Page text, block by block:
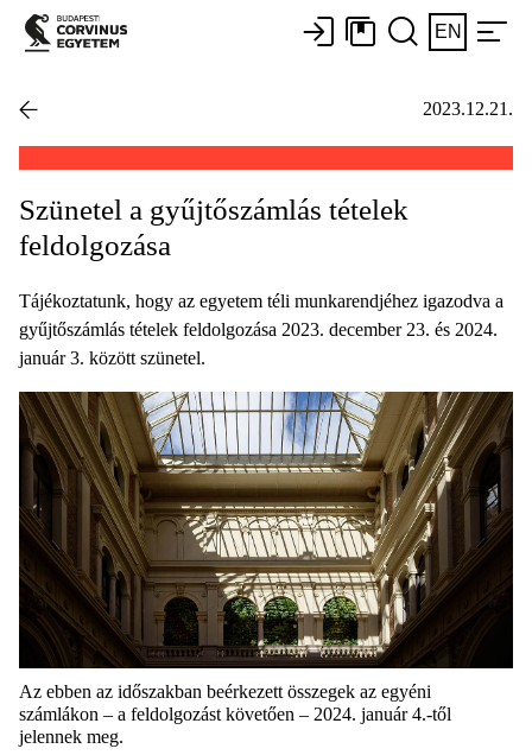
EN
2023.12.21.
Szünetel a gyűjtőszámlás tételek
feldolgozása
Tájékoztatunk, hogy az egyetem téli munkarendjéhez igazodva a
gyűjtőszámlás tételek feldolgozása 2023. december 23. és 2024.
január 3. között szünetel.
Az ebben az időszakban beérkezett összegek az egyéni
számlákon – a feldolgozást követően – 2024. január 4.-től
jelennek meg.